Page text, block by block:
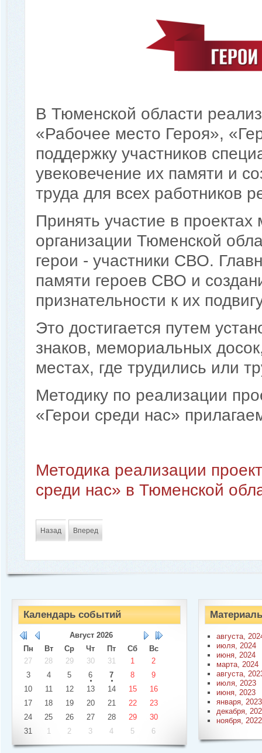
В Тюменской области
«Рабочее место Героя»,
поддержку участников
увековечение их памяти и
труда для всех работников
Принять участие в проектах
организации Тюменской
герои - участники СВО.
памяти героев СВО и
признательности к их
Это достигается путем
знаков, мемориальных
местах, где трудились или
Методику по реализации
«Герои среди нас»
Методика реализации
среди нас» в Тюменской
Назад Вперед
Календарь событий
Август 2026
Пн
Вт Ср Чт Пт Сб
Вс
27
28 29 30 31 1
2
3
4 5 6 7 8
9
10
11 12 13 14 15
16
17
18 19 20 21 22
23
24
25 26 27 28 29
30
31
1 2 3 4 5 6
августа,
июля, 2024
июня, 2024
марта, 2024
августа,
июля, 2023
июня, 2023
января, 2023
декабря,
ноября, 2022